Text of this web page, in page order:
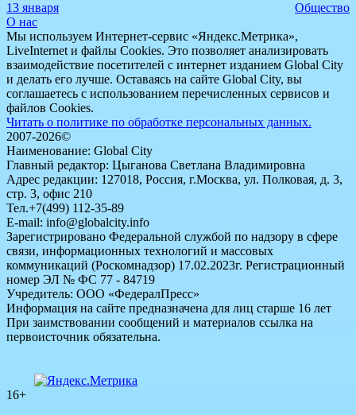
13 января
Общество
О нас
Мы используем Интернет-сервис «Яндекс.Метрика»,
LiveInternet и файлы Cookies. Это позволяет анализировать
взаимодействие посетителей с интернет изданием Global City
и делать его лучше. Оставаясь на сайте Global City, вы
соглашаетесь с использованием перечисленных сервисов и
файлов Cookies.
Читать о политике по обработке персональных данных.
2007-2026©
Наименование: Global City
Главный редактор: Цыганова Светлана Владимировна
Адрес редакции: 127018, Россия, г.Москва, ул. Полковая, д. 3,
стр. 3, офис 210
Тел.+7(499) 112-35-89
E-mail: info@globalcity.info
Зарегистрировано Федеральной службой по надзору в сфере
связи, информационных технологий и массовых
коммуникаций (Роскомнадзор) 17.02.2023г. Регистрационный
номер ЭЛ № ФС 77 - 84719
Учредитель: ООО «ФедералПресс»
Информация на сайте предназначена для лиц старше 16 лет
При заимствовании сообщений и материалов ссылка на
первоисточник обязательна.
16+